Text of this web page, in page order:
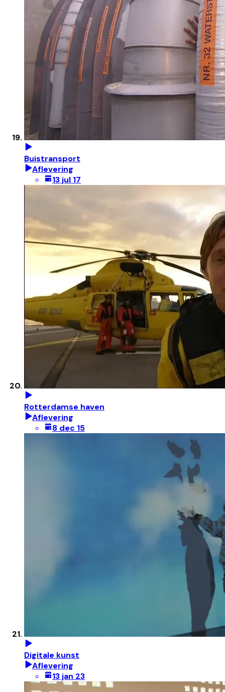
Buistransport
Aflevering
13 jul 17
Rotterdamse haven
Aflevering
8 dec 15
Digitale kunst
Aflevering
13 jan 23